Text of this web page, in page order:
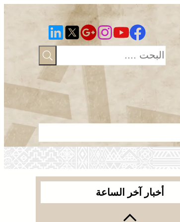
المجلس
أخبار آخر الساعة